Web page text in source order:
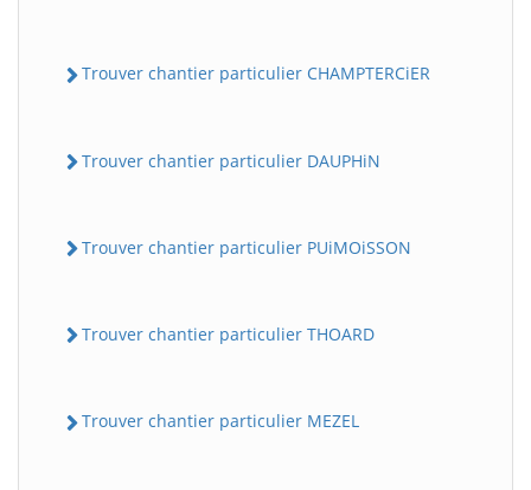
Trouver chantier particulier CHAMPTERCiER
Trouver chantier particulier DAUPHiN
Trouver chantier particulier PUiMOiSSON
Trouver chantier particulier THOARD
Trouver chantier particulier MEZEL